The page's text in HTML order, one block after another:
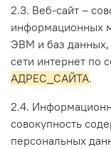
2.3. Веб-сайт –
информационных
ЭВМ и баз данных,
сети интернет по
АДРЕС_САЙТА.
2.4.
совокупность
персональных